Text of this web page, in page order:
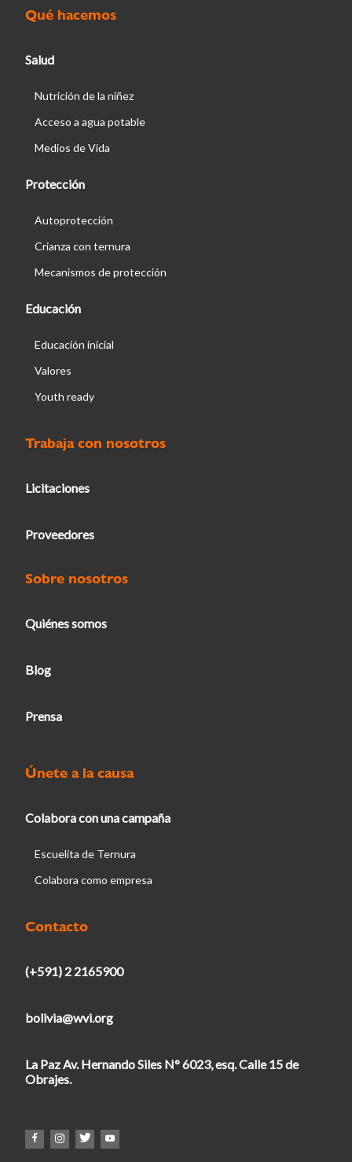
Qué hacemos
Salud
Nutrición de la niñez
Acceso a agua potable
Medios de Vida
Protección
Autoprotección
Crianza con ternura
Mecanismos de protección
Educación
Educación inicial
Valores
Youth ready
Trabaja con nosotros
Licitaciones
Proveedores
Sobre nosotros
Quiénes somos
Blog
Prensa
Únete a la causa
Colabora con una campaña
Escuelita de Ternura
Colabora como empresa
Contacto
(+591) 2 2165900
bolivia@wvi.org
La Paz Av. Hernando Siles N° 6023, esq. Calle 15 de
Obrajes.